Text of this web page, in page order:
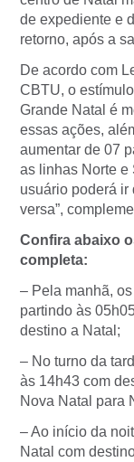
de expediente e
retorno, após a
De acordo com
CBTU, o
Grande Natal é
essas ações,
aumentar de 07
as linhas Norte e
usuário poderá ir
versa”,
Confira abaixo
completa:
– Pela manhã,
partindo às
destino a Natal;
– No turno da
às 14h43 com
Nova Natal para
– Ao início da
Natal com